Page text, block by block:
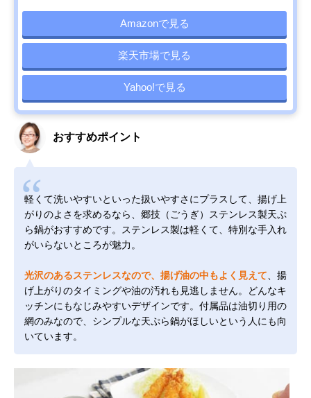
Amazonで見る
楽天市場で見る
Yahoo!で見る
おすすめポイント
軽くて洗いやすいといった扱いやすさにプラスして、揚げ上
がりのよさを求めるなら、郷技（ごうぎ）ステンレス製天ぷ
ら鍋がおすすめです。ステンレス製は軽くて、特別な手入れ
がいらないところが魅力。
光沢のあるステンレスなので、揚げ油の中もよく見えて 、揚
げ上がりのタイミングや油の汚れも見逃しません。どんなキ
ッチンにもなじみやすいデザインです。付属品は油切り用の
網のみなので、シンプルな天ぷら鍋がほしいという人にも向
いています。